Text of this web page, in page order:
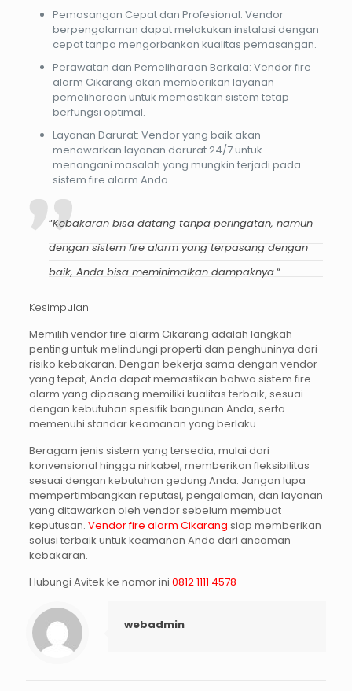
Pemasangan Cepat dan Profesional: Vendor
berpengalaman dapat melakukan instalasi dengan
cepat tanpa mengorbankan kualitas pemasangan.
Perawatan dan Pemeliharaan Berkala: Vendor fire
alarm Cikarang akan memberikan layanan
pemeliharaan untuk memastikan sistem tetap
berfungsi optimal.
Layanan Darurat: Vendor yang baik akan
menawarkan layanan darurat 24/7 untuk
menangani masalah yang mungkin terjadi pada
sistem fire alarm Anda.
“Kebakaran bisa datang tanpa peringatan, namun
dengan sistem fire alarm yang terpasang dengan
baik, Anda bisa meminimalkan dampaknya.“
Kesimpulan
Memilih vendor fire alarm Cikarang adalah langkah
penting untuk melindungi properti dan penghuninya dari
risiko kebakaran. Dengan bekerja sama dengan vendor
yang tepat, Anda dapat memastikan bahwa sistem fire
alarm yang dipasang memiliki kualitas terbaik, sesuai
dengan kebutuhan spesifik bangunan Anda, serta
memenuhi standar keamanan yang berlaku.
Beragam jenis sistem yang tersedia, mulai dari
konvensional hingga nirkabel, memberikan fleksibilitas
sesuai dengan kebutuhan gedung Anda. Jangan lupa
mempertimbangkan reputasi, pengalaman, dan layanan
yang ditawarkan oleh vendor sebelum membuat
keputusan. Vendor fire alarm Cikarang siap memberikan
solusi terbaik untuk keamanan Anda dari ancaman
kebakaran.
Hubungi Avitek ke nomor ini 0812 1111 4578
webadmin